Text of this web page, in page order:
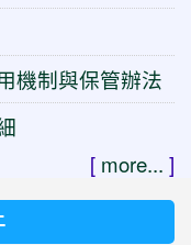
機制與保管辦法
[ more... ]